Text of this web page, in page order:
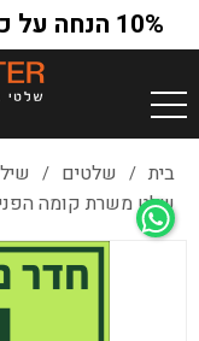
10% הנחה על כל האתר בקוד קופון extra10
בית / שלטים /
שלט משרת קומה